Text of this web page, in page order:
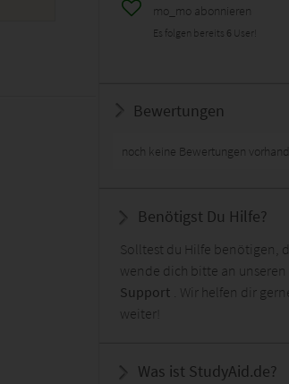
mo_mo abonnieren
Es folgen bereits 6 User!
Bewertungen
noch keine Bewertungen
Benötigst Du Hilfe?
Solltest du Hilfe benötigen,
wende dich bitte an unseren
Support . Wir helfen dir
weiter!
Was ist StudyAid.de?